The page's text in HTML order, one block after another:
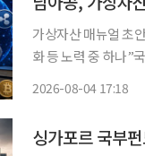
가상자산 매뉴얼 초
화 등 노력 중 하나”
2026-08-04 17:18
싱가포르 국부